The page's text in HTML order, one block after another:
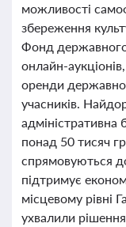
можливості
збереження
Фонд державного
онлайн-
оренди
учасників.
адміністративна
понад 50 тисяч
спрямовуються
підтримує
місцевому рівні
ухвалили